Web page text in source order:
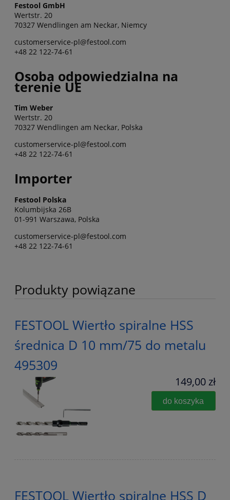
Festool GmbH
Wertstr. 20
70327 Wendlingen am Neckar, Niemcy
customerservice-pl@festool.com
+48 22 122-74-61
Osoba odpowiedzialna na
terenie UE
Tim Weber
Wertstr. 20
70327 Wendlingen am Neckar, Polska
customerservice-pl@festool.com
+48 22 122-74-61
Importer
Festool Polska
Kolumbijska 26B
01-991 Warszawa, Polska
customerservice-pl@festool.com
+48 22 122-74-61
Produkty powiązane
FESTOOL Wiertło spiralne HSS
średnica D 10 mm/75 do metalu
495309
149,00 zł
do koszyka
FESTOOL Wiertło spiralne HSS D